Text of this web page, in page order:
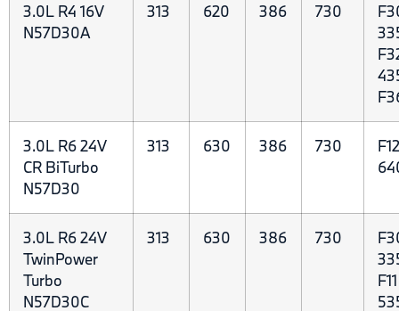
3.0L R4 16V
N57D30A
313 620 386 730
3.0L R6 24V
CR BiTurbo
N57D30
313 630 386 730
3.0L R6 24V
TwinPower
Turbo
N57D30C
313 630 386 730